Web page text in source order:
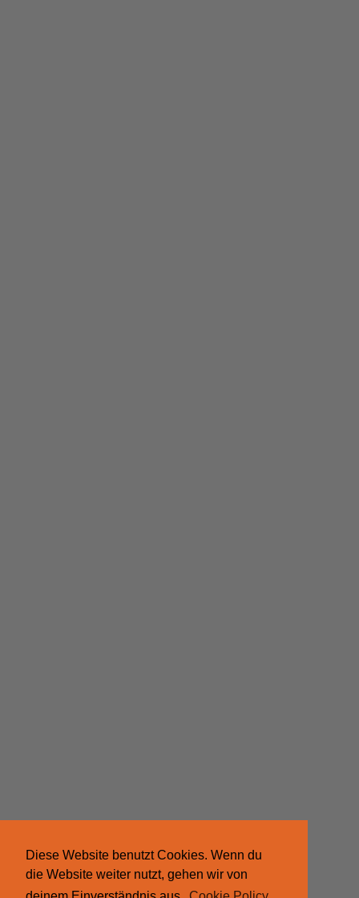
Diese Website benutzt Cookies. Wenn du
die Website weiter nutzt, gehen wir von